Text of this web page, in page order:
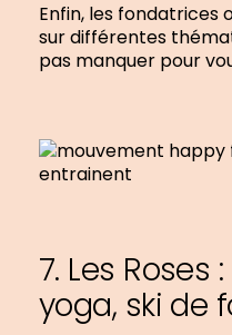
Enfin, les fondatrices
sur différentes
pas manquer pour
7. Les Roses
yoga, ski de